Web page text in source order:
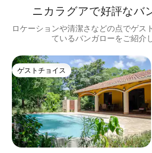
ニカラグアで好評なバ
ロケーションや清潔さなどの点でゲス
ているバンガローをご紹介
ゲストチョイス
ゲストチョイス